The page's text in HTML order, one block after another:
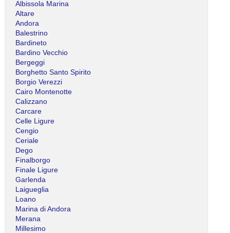
Albissola Marina
Altare
Andora
Balestrino
Bardineto
Bardino Vecchio
Bergeggi
Borghetto Santo Spirito
Borgio Verezzi
Cairo Montenotte
Calizzano
Carcare
Celle Ligure
Cengio
Ceriale
Dego
Finalborgo
Finale Ligure
Garlenda
Laigueglia
Loano
Marina di Andora
Merana
Millesimo